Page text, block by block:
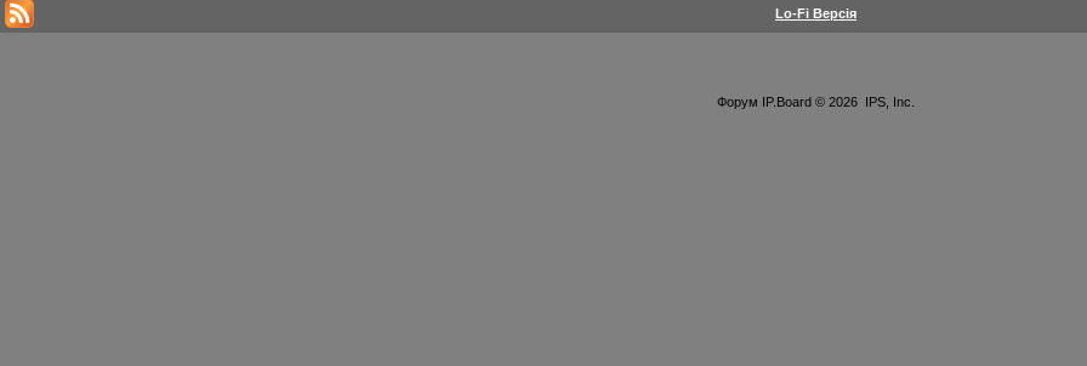
Lo-Fi Версія
Форум IP.Board© 2026 IPS, Inc